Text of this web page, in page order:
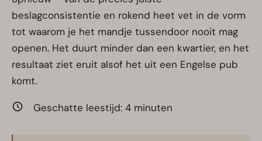
beslagconsistentie en rokend heet vet in de vorm
tot waarom je het mandje tussendoor nooit mag
openen. Het duurt minder dan een kwartier, en het
resultaat ziet eruit alsof het uit een Engelse pub
komt.
Geschatte leestijd: 4 minuten